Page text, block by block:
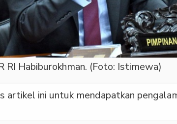
RI Habiburokhman. (Foto: Istimewa)
artikel ini untuk mendapatkan